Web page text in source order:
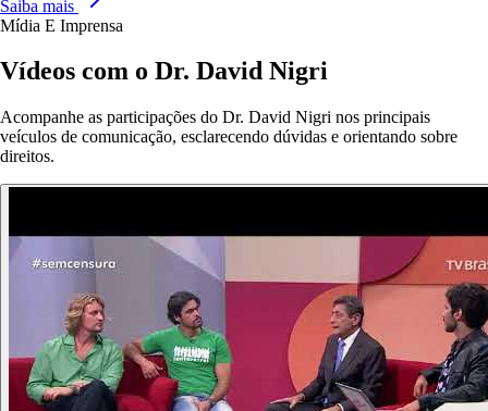
Saiba mais
Mídia E Imprensa
Vídeos com o Dr. David Nigri
Acompanhe as participações do Dr. David Nigri nos principais
veículos de comunicação, esclarecendo dúvidas e orientando sobre
direitos.